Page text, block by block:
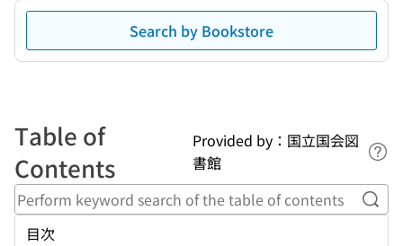
Search by Bookstore
Table of
Contents
Provided by：国立国会図
書館
目次